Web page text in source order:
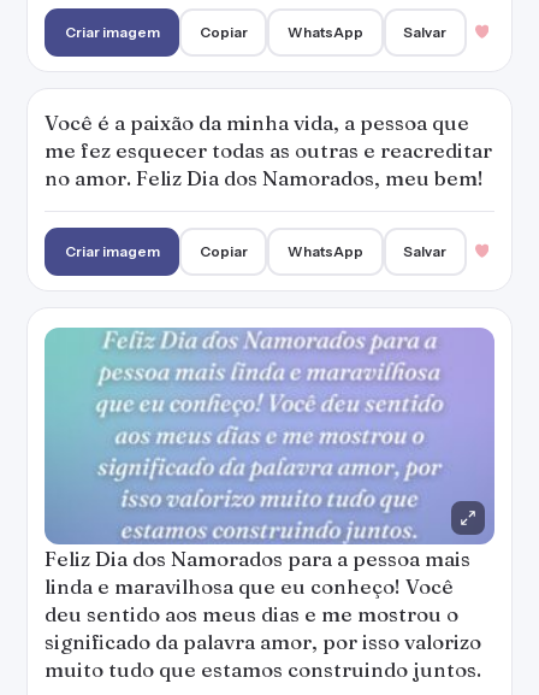
Criar imagem Copiar WhatsApp Salvar
Você é a paixão da minha vida, a pessoa que
me fez esquecer todas as outras e reacreditar
no amor. Feliz Dia dos Namorados, meu bem!
Criar imagem Copiar WhatsApp Salvar
Feliz Dia dos Namorados para a pessoa mais
linda e maravilhosa que eu conheço! Você
deu sentido aos meus dias e me mostrou o
significado da palavra amor, por isso valorizo
muito tudo que estamos construindo juntos.